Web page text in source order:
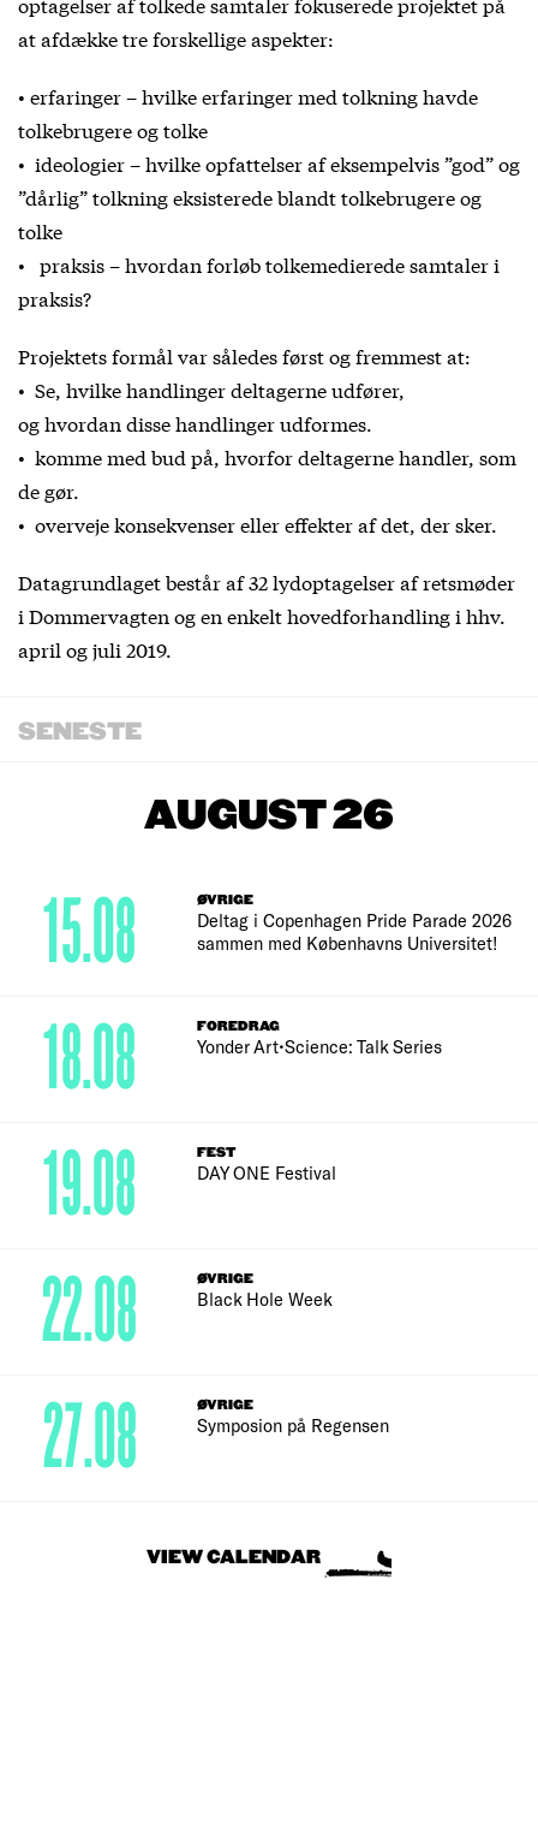
at afdække tre forskellige aspekter:
• erfaringer – hvilke erfaringer med tolkning havde
tolkebrugere og tolke
• ideologier – hvilke opfattelser af eksempelvis ”god” og
”dårlig” tolkning eksisterede blandt tolkebrugere og
tolke
• praksis – hvordan forløb tolkemedierede samtaler i
praksis?
Projektets formål var således først og fremmest at:
• Se, hvilke handlinger deltagerne udfører,
og hvordan disse handlinger udformes.
• komme med bud på, hvorfor deltagerne handler, som
de gør.
• overveje konsekvenser eller effekter af det, der sker.
Datagrundlaget består af 32 lydoptagelser af retsmøder
i Dommervagten og en enkelt hovedforhandling i hhv.
april og juli 2019.
SENESTE
AUGUST 26
ØVRIGE
Deltag i Copenhagen Pride Parade 2026
sammen med Københavns Universitet!
15.08
FOREDRAG
Yonder Art•Science: Talk Series
18.08
FEST
DAY ONE Festival
19.08
ØVRIGE
Black Hole Week
22.08
ØVRIGE
Symposion på Regensen
27.08
VIEW CALENDAR